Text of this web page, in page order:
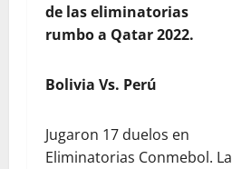
de las eliminatorias
rumbo a Qatar 2022.
Bolivia Vs. Perú
Jugaron 17 duelos en
Eliminatorias Conmebol. La